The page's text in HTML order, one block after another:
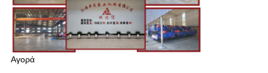
Αγορά